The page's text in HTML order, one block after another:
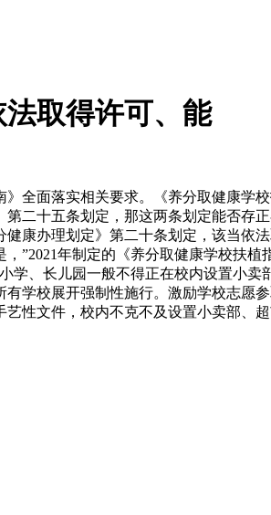
取得许可、能
面落实相关要求。《养分取健康学
二十五条划定，那这两条划定能否
康办理划定》第二十条划定，该当
”2021年制定的《养分取健康学校扶
学、长儿园一般不得正在校内设置小
学校展开强制性施行。激励学校志愿
性文件，校内不克不及设置小卖部、